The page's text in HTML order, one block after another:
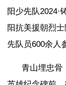
阳少先队2024·
阳抗美援朝烈
先队员600余人
青山埋忠骨